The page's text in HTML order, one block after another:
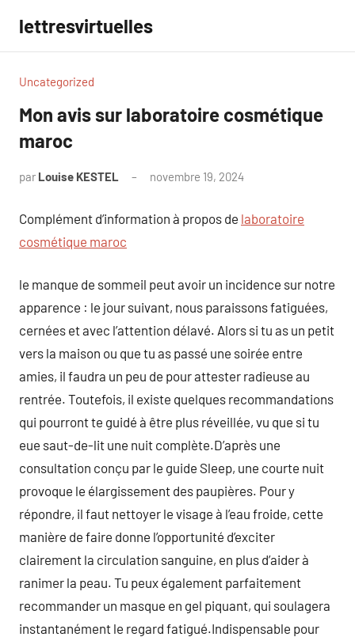
contenu
lettresvirtuelles
Uncategorized
Mon avis sur laboratoire cosmétique
maroc
par Louise KESTEL novembre 19, 2024
Complément d’information à propos de laboratoire
cosmétique maroc
le manque de sommeil peut avoir un incidence sur notre
apparence : le jour suivant, nous paraissons fatiguées,
cernées et avec l’attention délavé. Alors si tu as un petit
vers la maison ou que tu as passé une soirée entre
amies, il faudra un peu de pour attester radieuse au
rentrée. Toutefois, il existe quelques recommandations
qui pourront te guidé à être plus réveillée, vu que si tu
eue saut-de-lit une nuit complète.D’après une
consultation conçu par le guide Sleep, une courte nuit
provoque le élargissement des paupières. Pour y
répondre, il faut nettoyer le visage à l’eau froide, cette
manière de faire donne l’opportunité d’exciter
clairement la circulation sanguine, en plus d’aider à
ranimer la peau. Tu peux également parfaitement
recommander un masque en gel piquant, qui soulagera
instantanément le regard fatigué.Indispensable pour